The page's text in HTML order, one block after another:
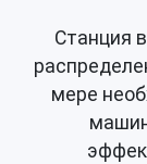
Станция
мере